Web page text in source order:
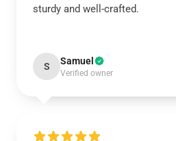
sturdy and well-crafted.
S Samuel
Verified owner